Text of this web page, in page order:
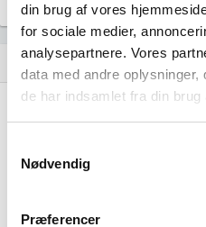
din brug af vores
for sociale medier,
analysepartnere. Vores
data med andre
de har indsamlet fra din brug
Nødvendig
Præferencer
Udvikling i antal
Djursland